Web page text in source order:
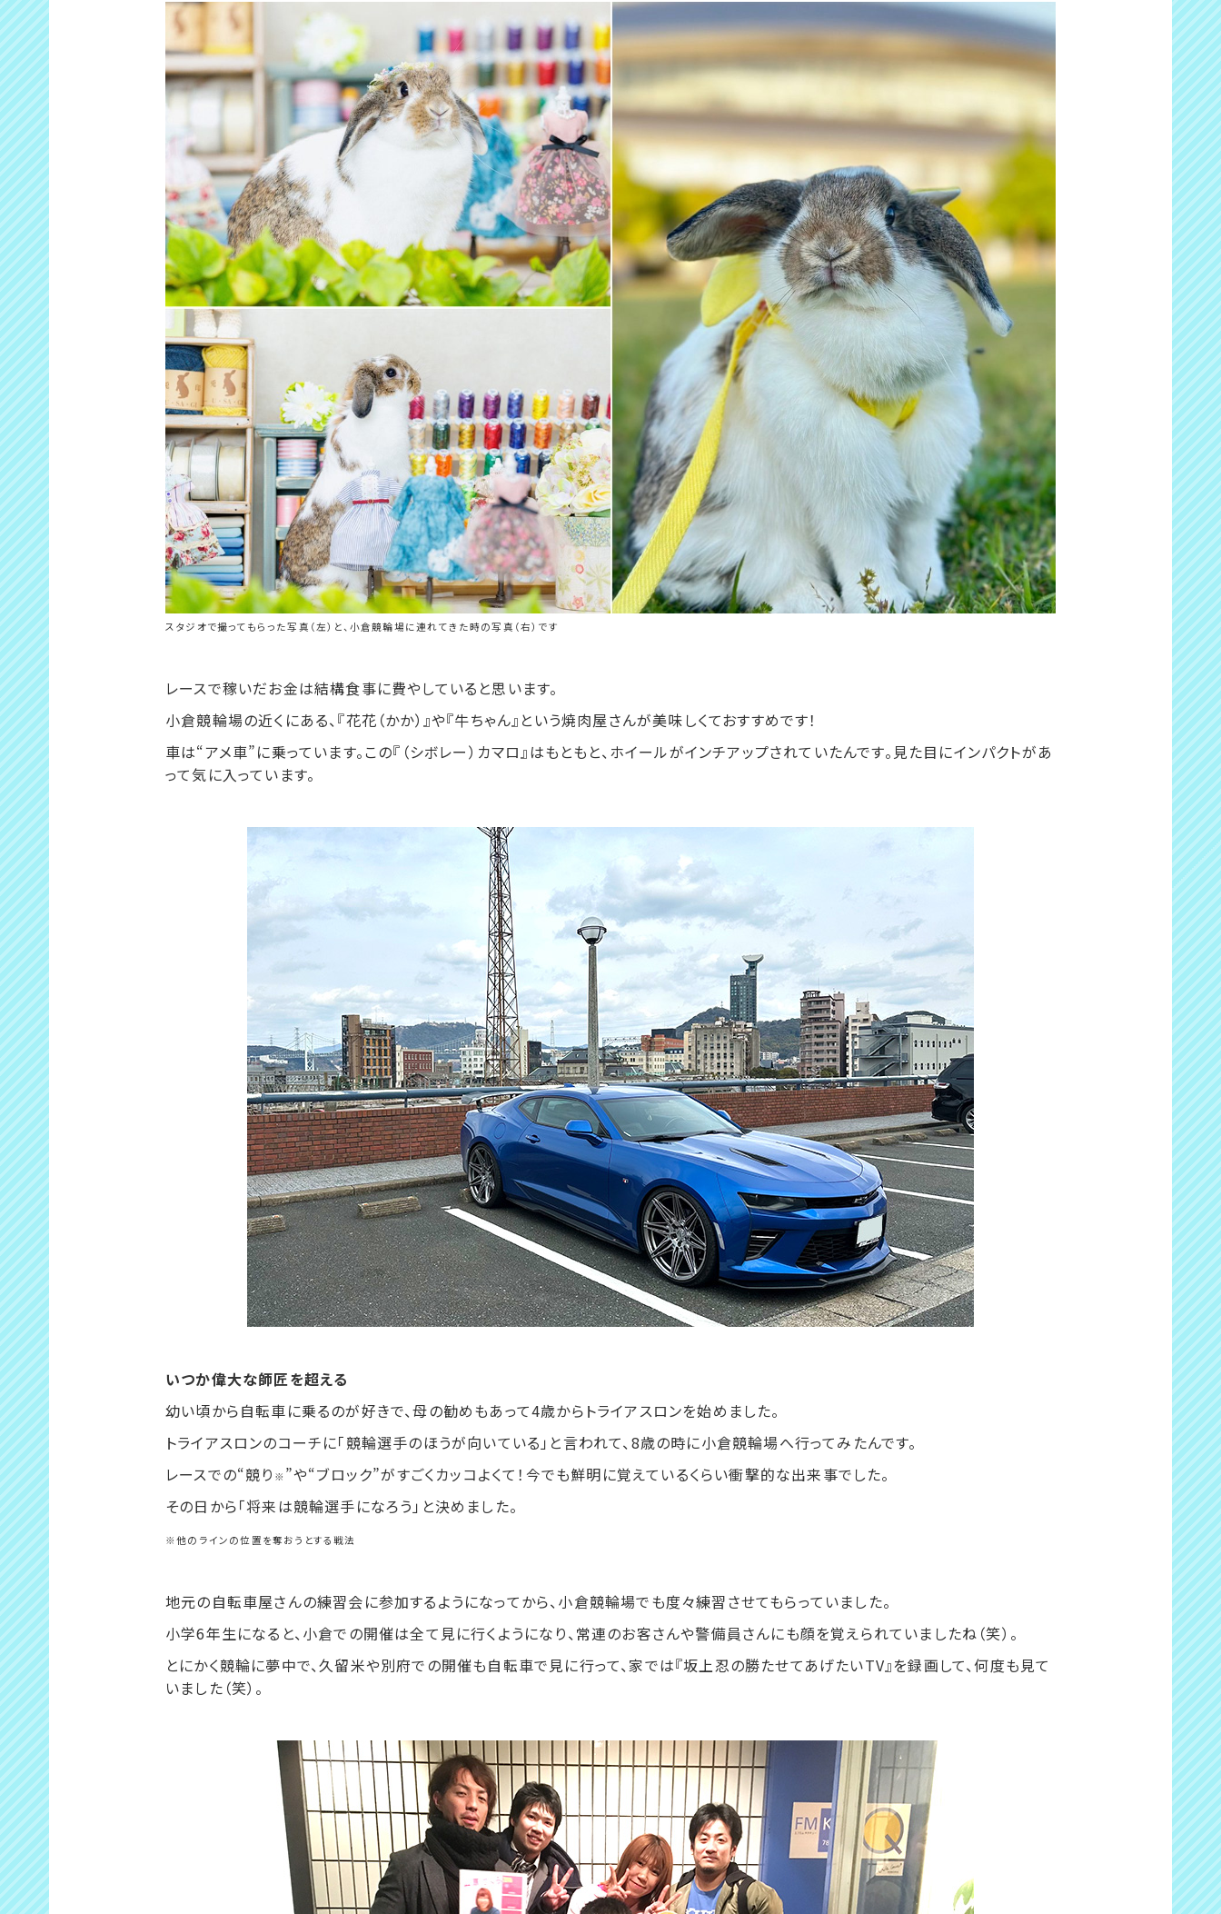
スタジオで撮ってもらった写真（左）と、小倉競輪場に連れてきた時の写真（右）です
レースで稼いだお金は結構食事に費やしていると思います。
小倉競輪場の近くにある、『花花（かか）』や『牛ちゃん』という焼肉屋さんが美味しくておすすめです！
車は“アメ車”に乗っています。この『（シボレー）カマロ』はもともと、ホイールがインチアップされていたんです。見た目にインパクトがあ
って気に入っています。
いつか偉大な師匠を超える
幼い頃から自転車に乗るのが好きで、母の勧めもあって4歳からトライアスロンを始めました。
トライアスロンのコーチに「競輪選手のほうが向いている」と言われて、8歳の時に小倉競輪場へ行ってみたんです。
レースでの“競り ※ ”や“ブロック”がすごくカッコよくて！今でも鮮明に覚えているくらい衝撃的な出来事でした。
その日から「将来は競輪選手になろう」と決めました。
※他のラインの位置を奪おうとする戦法
地元の自転車屋さんの練習会に参加するようになってから、小倉競輪場でも度々練習させてもらっていました。
小学6年生になると、小倉での開催は全て見に行くようになり、常連のお客さんや警備員さんにも顔を覚えられていましたね（笑）。
とにかく競輪に夢中で、久留米や別府での開催も自転車で見に行って、家では『坂上忍の勝たせてあげたいTV』を録画して、何度も見て
いました（笑）。